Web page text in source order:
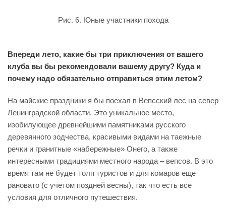
Рис. 6. Юные участники похода
Впереди лето, какие бы три приключения от вашего
клуба вы бы рекомендовали вашему другу? Куда и
почему надо обязательно отправиться этим летом?
На майские праздники я бы поехал в Вепсский лес на север
Ленинградской области. Это уникальное место,
изобилующее древнейшими памятниками русского
деревянного зодчества, красивыми видами на таежные
речки и гранитные «набережные» Онего, а также
интересными традициями местного народа – вепсов. В это
время там не будет толп туристов и для комаров еще
рановато (с учетом поздней весны), так что есть все
условия для отличного путешествия.